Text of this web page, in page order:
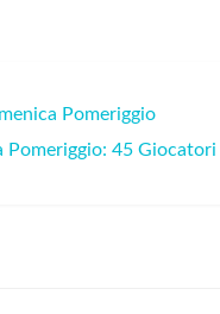
Pomeriggio
Pomeriggio: 45 Giocatori